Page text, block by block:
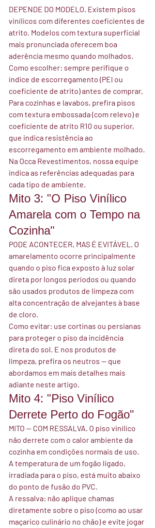
DEPENDE DO MODELO. Existem pisos
vinílicos com diferentes coeficientes de
atrito. Modelos com textura superficial
mais pronunciada oferecem boa
aderência mesmo quando molhados.
Como escolher: sempre perifique o
índice de escorregamento (PEI ou
coeficiente de atrito) antes de comprar.
Para cozinhas e lavabos, prefira pisos
com textura embossada (com relevo) e
coeficiente de atrito R10 ou superior,
que indica resistência ao
escorregamento em ambiente molhado.
Na Occa Revestimentos, nossa equipe
indica as referências adequadas para
cada tipo de ambiente.
Mito 3: "O Piso Vinílico
Amarela com o Tempo na
Cozinha"
PODE ACONTECER, MAS É EVITÁVEL. O
amarelamento ocorre principalmente
quando o piso fica exposto à luz solar
direta por longos períodos ou quando
são usados produtos de limpeza com
alta concentração de alvejantes à base
de cloro.
Como evitar: use cortinas ou persianas
para proteger o piso da incidência
direta do sol. E nos produtos de
limpeza, prefira os neutros — que
abordamos em mais detalhes mais
adiante neste artigo.
Mito 4: "Piso Vinílico
Derrete Perto do Fogão"
MITO — COM RESSALVA. O piso vinílico
não derrete com o calor ambiente da
cozinha em condições normais de uso.
A temperatura de um fogão ligado,
irradiada para o piso, está muito abaixo
do ponto de fusão do PVC.
A ressalva: não aplique chamas
diretamente sobre o piso (como ao usar
maçarico culinário no chão) e evite jogar